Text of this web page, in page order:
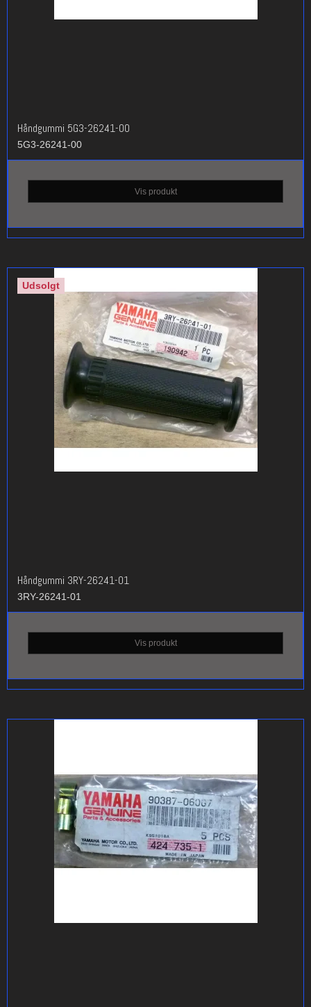
Håndgummi 5G3-26241-00
5G3-26241-00
Vis produkt
Udsolgt
Håndgummi 3RY-26241-01
3RY-26241-01
Vis produkt